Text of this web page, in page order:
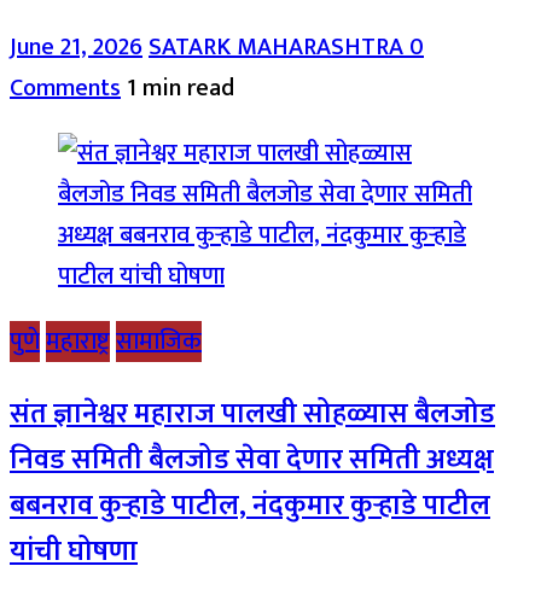
June 21, 2026SATARK MAHARASHTRA0
Comments1 min read
पुणेमहाराष्ट्रसामाजिक
संत ज्ञानेश्वर महाराज पालखी सोहळ्यास बैलजोड
निवड समिती बैलजोड सेवा देणार समिती अध्यक्ष
बबनराव कुऱ्हाडे पाटील, नंदकुमार कुऱ्हाडे पाटील
यांची घोषणा